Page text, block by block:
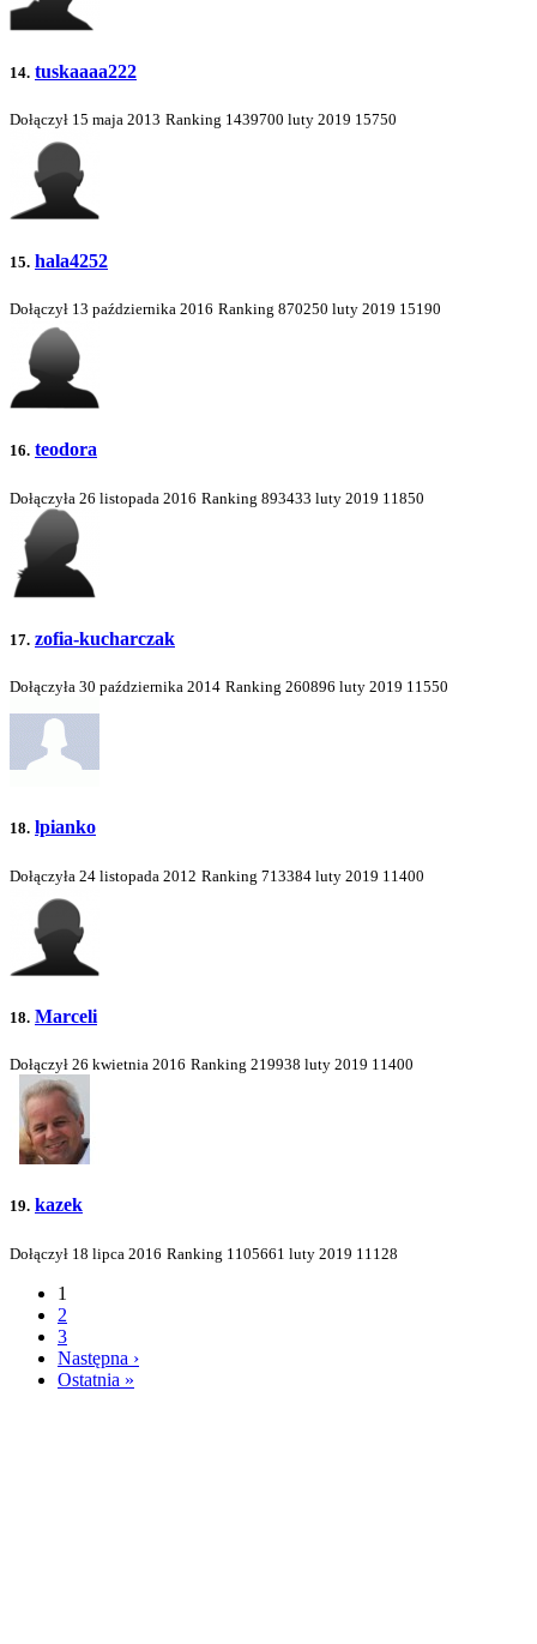
14. tuskaaaa222
Dołączył 15 maja 2013 Ranking 1439700 luty 2019 15750
15. hala4252
Dołączył 13 października 2016 Ranking 870250 luty 2019 15190
16. teodora
Dołączyła 26 listopada 2016 Ranking 893433 luty 2019 11850
17. zofia-kucharczak
Dołączyła 30 października 2014 Ranking 260896 luty 2019 11550
18. lpianko
Dołączyła 24 listopada 2012 Ranking 713384 luty 2019 11400
18. Marceli
Dołączył 26 kwietnia 2016 Ranking 219938 luty 2019 11400
19. kazek
Dołączył 18 lipca 2016 Ranking 1105661 luty 2019 11128
1
2
3
Następna ›
Ostatnia »